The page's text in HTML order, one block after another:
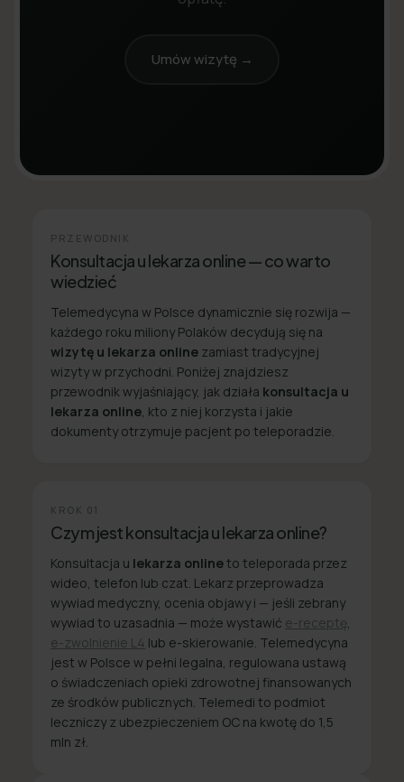
Umów wizytę →
PRZEWODNIK
Konsultacja u lekarza online — co warto
wiedzieć
Telemedycyna w Polsce dynamicznie się rozwija —
każdego roku miliony Polaków decydują się na
wizytę u lekarza online zamiast tradycyjnej
wizyty w przychodni. Poniżej znajdziesz
przewodnik wyjaśniający, jak działa konsultacja u
lekarza online , kto z niej korzysta i jakie
dokumenty otrzymuje pacjent po teleporadzie.
KROK 01
Czym jest konsultacja u lekarza online?
Konsultacja u lekarza onlineto teleporada przez
wideo, telefon lub czat. Lekarz przeprowadza
wywiad medyczny, ocenia objawy i — jeśli zebrany
wywiad to uzasadnia — może wystawić e-receptę
e-zwolnienie L4 lub e-skierowanie. Telemedycyna
jest w Polsce w pełni legalna, regulowana ustawą
o świadczeniach opieki zdrowotnej finansowanych
ze środków publicznych. Telemedi to podmiot
leczniczy z ubezpieczeniem OC na kwotę do 1,5
mln zł.